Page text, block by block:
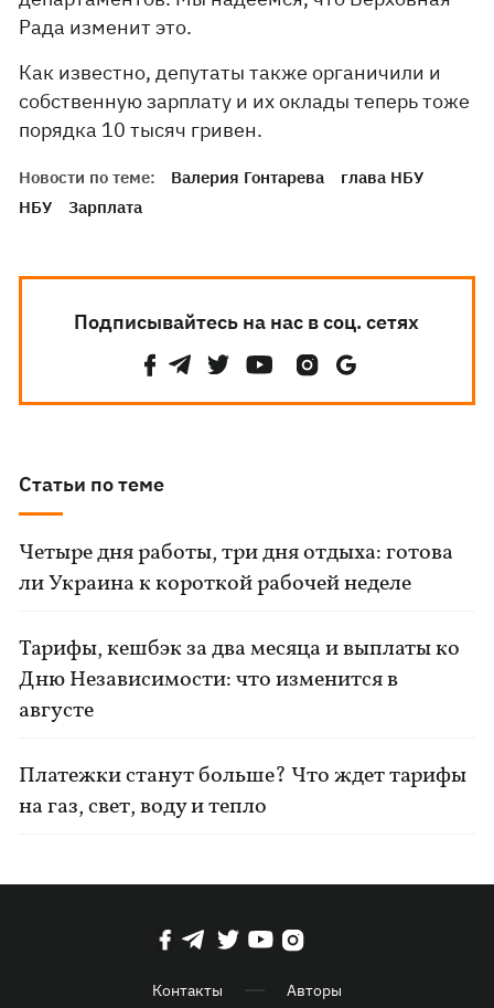
Рада изменит это.
Как известно, депутаты также органичили и
собственную зарплату и их оклады теперь тоже
порядка 10 тысяч гривен.
Новости по теме: Валерия Гонтарева
глава НБУ
НБУ
Зарплата
Подписывайтесь на нас в соц. сетях
Статьи по теме
Четыре дня работы, три дня отдыха: готова
ли Украина к короткой рабочей неделе
Тарифы, кешбэк за два месяца и выплаты ко
Дню Независимости: что изменится в
августе
Платежки станут больше? Что ждет тарифы
на газ, свет, воду и тепло
Контакты Авторы